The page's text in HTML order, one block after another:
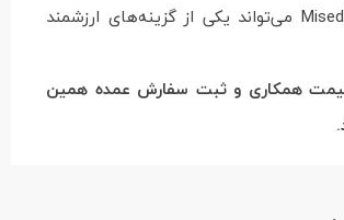
هستید، Mised A65 می‌تواند یکی از گزینه‌های ارزشمند
همکاری و ثبت سفارش عمده همین